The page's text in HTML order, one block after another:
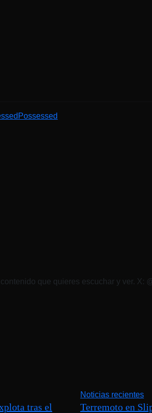
Possessed
que quieres escuchar y ver. X:
tras el
Noticias recientes
Terremoto en